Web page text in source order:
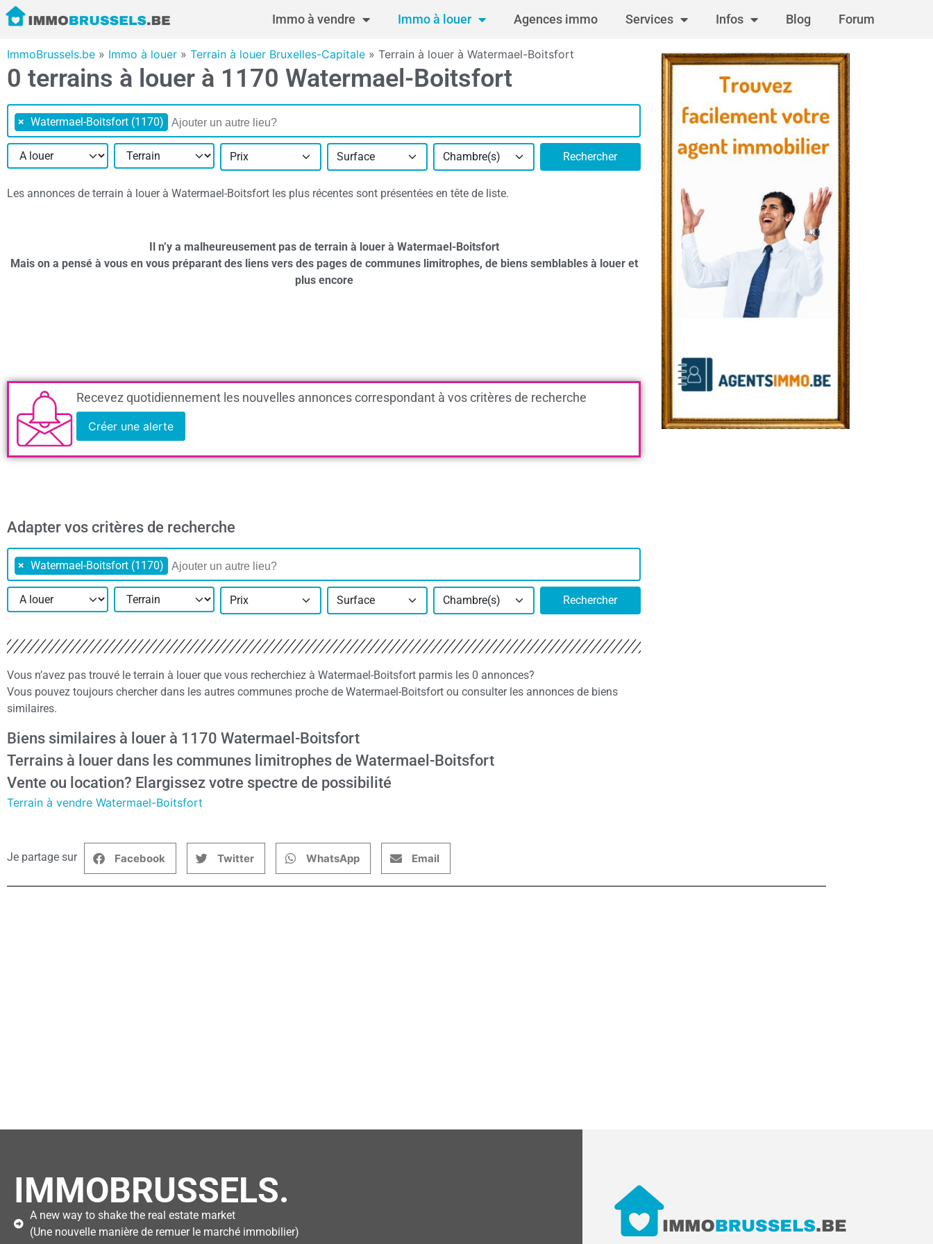
Immo à vendre Immo à louer Agences immo Services Infos Blog Forum
ImmoBrussels.be » Immo à louer » Terrain à louer Bruxelles-Capitale » Terrain à louer à Watermael-Boitsfort
0 terrains à louer à 1170 Watermael-Boitsfort
× Watermael-Boitsfort (1170)
Prix Surface Chambre(s) Rechercher
Les annonces de terrain à louer à Watermael-Boitsfort les plus récentes sont présentées en tête de liste.
Il n’y a malheureusement pas de terrain à louer à Watermael-Boitsfort
Mais on a pensé à vous en vous préparant des liens vers des pages de communes limitrophes, de biens semblables à louer et
plus encore
Recevez quotidiennement les nouvelles annonces correspondant à vos critères de recherche
Créer une alerte
Adapter vos critères de recherche
× Watermael-Boitsfort (1170)
Prix Surface Chambre(s) Rechercher
Vous n’avez pas trouvé le terrain à louer que vous recherchiez à Watermael-Boitsfort parmis les 0 annonces?
Vous pouvez toujours chercher dans les autres communes proche de Watermael-Boitsfort ou consulter les annonces de biens
similaires.
Biens similaires à louer à 1170 Watermael-Boitsfort
Terrains à louer dans les communes limitrophes de Watermael-Boitsfort
Vente ou location? Elargissez votre spectre de possibilité
Terrain à vendre Watermael-Boitsfort
Je partage sur Facebook Twitter WhatsApp Email
IMMOBRUSSELS.
A new way to shake the real estate market
(Une nouvelle manière de remuer le marché immobilier)